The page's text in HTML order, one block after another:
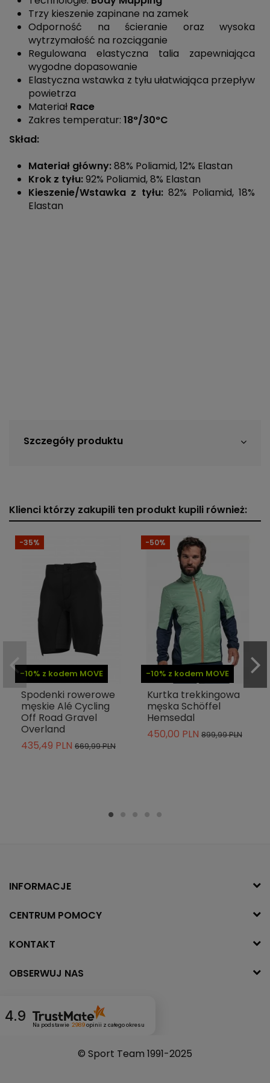
Trzy kieszenie zapinane na zamek
Odporność na ścieranie oraz wysoka
wytrzymałość na rozciąganie
Regulowana elastyczna talia zapewniająca
wygodne dopasowanie
Elastyczna wstawka z tyłu ułatwiająca przepływ
powietrza
Materiał Race
Zakres temperatur: 18°/30°C
Skład:
Materiał główny:88% Poliamid, 12% Elastan
Krok z tyłu:92% Poliamid, 8% Elastan
Kieszenie/Wstawka z tyłu:82% Poliamid, 18%
Elastan
Szczegóły produktu
Klienci którzy zakupili ten produkt kupili również:
-10% z kodem MOVE
-35%
Spodenki rowerowe
męskie Alé Cycling
Off Road Gravel
Overland
435,49 PLN 669,99 PLN
-10% z kodem MOVE
-50%
Kurtka trekkingowa
męska Schöffel
Hemsedal
450,00 PLN 899,99 PLN
INFORMACJE
CENTRUM POMOCY
KONTAKT
OBSERWUJ NAS
4.9 Na podstawie 2989opinii z całego okresu
© Sport Team 1991-2025